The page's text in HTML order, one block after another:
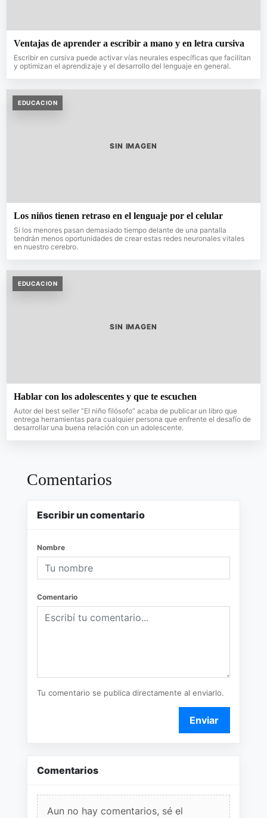
Ventajas de aprender a escribir a mano y en letra cursiva
Escribir en cursiva puede activar vías neurales específicas que facilitan
y optimizan el aprendizaje y el desarrollo del lenguaje en general.
EDUCACION
SIN IMAGEN
Los niños tienen retraso en el lenguaje por el celular
Si los menores pasan demasiado tiempo delante de una pantalla
tendrán menos oportunidades de crear estas redes neuronales vitales
en nuestro cerebro.
EDUCACION
SIN IMAGEN
Hablar con los adolescentes y que te escuchen
Autor del best seller “El niño filósofo” acaba de publicar un libro que
entrega herramientas para cualquier persona que enfrente el desafío de
desarrollar una buena relación con un adolescente.
Comentarios
Escribir un comentario
Nombre
Comentario
Tu comentario se publica directamente al enviarlo.
Enviar
Comentarios
Aun no hay comentarios, sé el